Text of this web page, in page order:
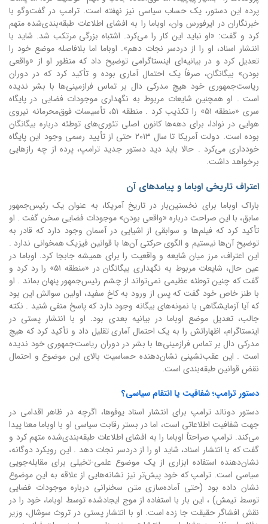
پرده این دستور، یک حساب سیاسی نیز نهفته است. ترامپ در گفت‌وگو با
خبرنگاران در ایرفورس وان، اوباما را به افشای اطلاعات طبقه‌بندی‌شده متهم
کرد و گفت: «او نباید این کار را می‌کرد. اشتباه بزرگی مرتکب شد. شاید با
انتشار اسناد، او را از دردسر نجات دهم». اوباما اما بلافاصله موضع خود را
تعدیل کرد و در بیانیه‌ای اینستاگرامی توضیح داد که منظور او از «واقعی
بودن» بیگانگان، صرفاً یک احتمال آماری بوده و تأکید کرد که در دوران
ریاست‌جمهوری خود هیچ مدرکی دال بر تماس فرازمینی‌ها با بشر ندیده
است . او همچنین شایعات مربوط به نگهداری موجودات فضایی در پایگاه
سری «منطقه ۵۱» را تکذیب کرد .
منطقه ۵۱، تأسیسات فوق‌محرمانه نیروی
هوایی در نوادا، برای دهه‌ها کانون اصلی تئوری‌های توطئه درباره بیگانگان
بوده است. دولت آمریکا تا سال ۲۰۱۳ حتی از تأیید رسمی وجود این پایگاه
خودداری می‌کرد . حالا باید دید دستور جدید ترامپ، پرده از چه رازهایی
برخواهد داشت.
اعتراف تاریخی اوباما و پیامدهای آن
باراک اوباما برای نخستین‌بار در تاریخ آمریکا، به عنوان یک رئیس‌جمهور
سابق، با این صراحت درباره «واقعی بودن» موجودات فضایی سخن گفت . او
تأکید کرد که فیلم‌ها و سوابقی از اشیایی در آسمان وجود دارد که قادر به
توضیح آن‌ها نیستیم و الگوی حرکتی آن‌ها با قوانین فیزیک همخوانی ندارد .
این اعتراف، مرز میان شایعه و واقعیت را برای همیشه جابجا کرد. اوباما در
عین حال، شایعات مربوط به نگهداری بیگانگان در «منطقه ۵۱» را رد کرد و
گفت که چنین توطئه عظیمی نمی‌تواند از چشم رئیس‌جمهور پنهان بماند . او
با طنز خاص خود گفت که پس از ورود به کاخ سفید، اولین سوالش این بود
که آیا آزمایشگاهی با نمونه‌های بیگانه وجود دارد که پاسخ منفی شنید . نکته
جالب، تعدیل موضع اوباما در بیانیه بعدی بود. او با انتشار پستی در
اینستاگرام، اظهاراتش را به یک احتمال آماری تقلیل داد و تأکید کرد که هیچ
مدرکی دال بر تماس فرازمینی‌ها با بشر در دوران ریاست‌جمهوری خود ندیده
است . این عقب‌نشینی نشان‌دهنده حساسیت بالای این موضوع و احتمال
نقض قوانین طبقه‌بندی است.
دستور ترامپ؛ شفافیت یا انتقام سیاسی؟
دستور دونالد ترامپ برای انتشار اسناد یوفوها، اگرچه در ظاهر اقدامی در
جهت شفافیت اطلاعاتی است، اما در بستر رقابت سیاسی او با اوباما معنا پیدا
می‌کند. ترامپ صراحتاً اوباما را به افشای اطلاعات طبقه‌بندی‌شده متهم کرد و
گفت که با انتشار اسناد، شاید او را از دردسر نجات دهد . این رویکرد دوگانه،
نشان‌دهنده استفاده ابزاری از یک موضوع علمی-تخیلی برای مقابله‌جویی
سیاسی است. ترامپ که خود پیش‌تر نیز نشانه‌هایی از علاقه به این موضوع
نشان داده بود (حتی آماده‌سازی متن سخنرانی درباره موجودات فضایی
توسط تیمش) ، این بار با استفاده از موج ایجادشده توسط اوباما، خود را در
نقش افشاگر حقیقت جا زده است. او با انتشار پستی در تروث سوشال، وزیر